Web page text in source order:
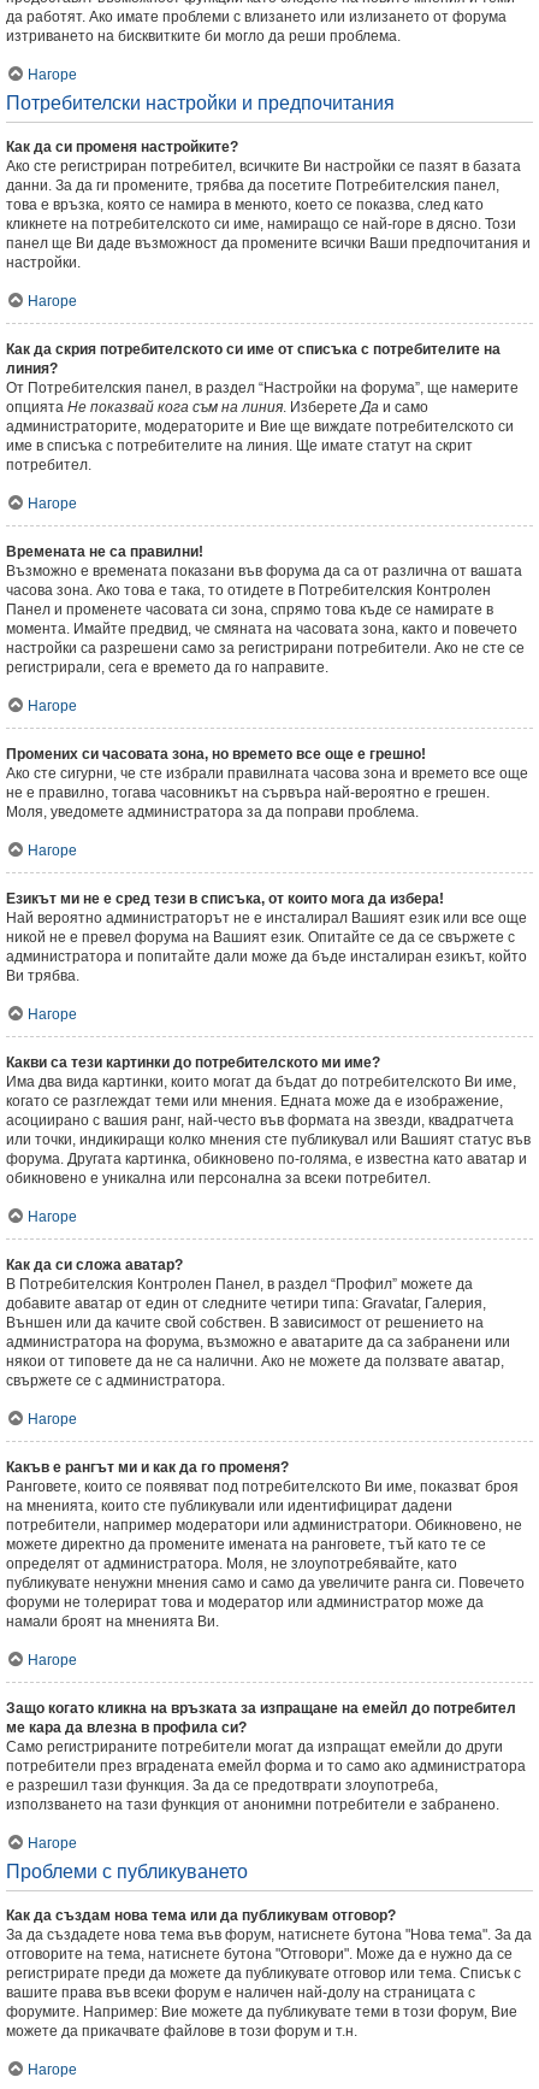
да работят. Ако имате проблеми с влизането или излизането от форума
изтриването на бисквитките би могло да реши проблема.
Нагоре
Потребителски настройки и предпочитания
Как да си променя настройките?
Ако сте регистриран потребител, всичките Ви настройки се пазят в базата
данни. За да ги промените, трябва да посетите Потребителския панел,
това е връзка, която се намира в менюто, което се показва, след като
кликнете на потребителското си име, намиращо се най-горе в дясно. Този
панел ще Ви даде възможност да промените всички Ваши предпочитания и
настройки.
Нагоре
Как да скрия потребителското си име от списъка с потребителите на
линия?
От Потребителския панел, в раздел “Настройки на форума”, ще намерите
опцията Не показвай кога съм на линия. ИзберетеДа и само
администраторите, модераторите и Вие ще виждате потребителското си
име в списъка с потребителите на линия. Ще имате статут на скрит
потребител.
Нагоре
Времената не са правилни!
Възможно е времената показани във форума да са от различна от вашата
часова зона. Ако това е така, то отидете в Потребителския Контролен
Панел и променете часовата си зона, спрямо това къде се намирате в
момента. Имайте предвид, че смяната на часовата зона, както и повечето
настройки са разрешени само за регистрирани потребители. Ако не сте се
регистрирали, сега е времето да го направите.
Нагоре
Промених си часовата зона, но времето все още е грешно!
Ако сте сигурни, че сте избрали правилната часова зона и времето все още
не е правилно, тогава часовникът на сървъра най-вероятно е грешен.
Моля, уведомете администратора за да поправи проблема.
Нагоре
Езикът ми не е сред тези в списъка, от които мога да избера!
Най вероятно администраторът не е инсталирал Вашият език или все още
никой не е превел форума на Вашият език. Опитайте се да се свържете с
администратора и попитайте дали може да бъде инсталиран езикът, който
Ви трябва.
Нагоре
Какви са тези картинки до потребителското ми име?
Има два вида картинки, които могат да бъдат до потребителското Ви име,
когато се разглеждат теми или мнения. Едната може да е изображение,
асоциирано с вашия ранг, най-често във формата на звезди, квадратчета
или точки, индикиращи колко мнения сте публикувал или Вашият статус във
форума. Другата картинка, обикновено по-голяма, е известна като аватар и
обикновено е уникална или персонална за всеки потребител.
Нагоре
Как да си сложа аватар?
В Потребителския Контролен Панел, в раздел “Профил” можете да
добавите аватар от един от следните четири типа: Gravatar, Галерия,
Външен или да качите свой собствен. В зависимост от решението на
администратора на форума, възможно е аватарите да са забранени или
някои от типовете да не са налични. Ако не можете да ползвате аватар,
свържете се с администратора.
Нагоре
Какъв е рангът ми и как да го променя?
Ранговете, които се появяват под потребителското Ви име, показват броя
на мненията, които сте публикували или идентифицират дадени
потребители, например модератори или администратори. Обикновено, не
можете директно да промените имената на ранговете, тъй като те се
определят от администратора. Моля, не злоупотребявайте, като
публикувате ненужни мнения само и само да увеличите ранга си. Повечето
форуми не толерират това и модератор или администратор може да
намали броят на мненията Ви.
Нагоре
Защо когато кликна на връзката за изпращане на емейл до потребител
ме кара да влезна в профила си?
Само регистрираните потребители могат да изпращат емейли до други
потребители през вградената емейл форма и то само ако администратора
е разрешил тази функция. За да се предотврати злоупотреба,
използването на тази функция от анонимни потребители е забранено.
Нагоре
Проблеми с публикуването
Как да създам нова тема или да публикувам отговор?
За да създадете нова тема във форум, натиснете бутона "Нова тема". За да
отговорите на тема, натиснете бутона "Отговори". Може да е нужно да се
регистрирате преди да можете да публикувате отговор или тема. Списък с
вашите права във всеки форум е наличен най-долу на страницата с
форумите. Например: Вие можете да публикувате теми в този форум, Вие
можете да прикачвате файлове в този форум и т.н.
Нагоре